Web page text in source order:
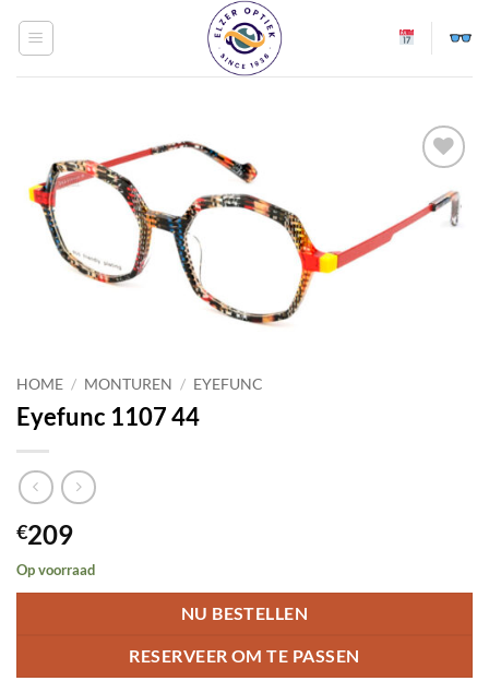
naar
Toevoegen
aan
verlanglijst
HOME / MONTUREN / EYEFUNC
Eyefunc 1107 44
€209
Op voorraad
NU BESTELLEN
RESERVEER OM TE PASSEN